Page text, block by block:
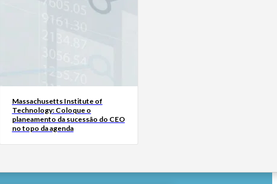
Massachusetts Institute of
Technology: Coloque o
planeamento da sucessão do CEO
no topo da agenda